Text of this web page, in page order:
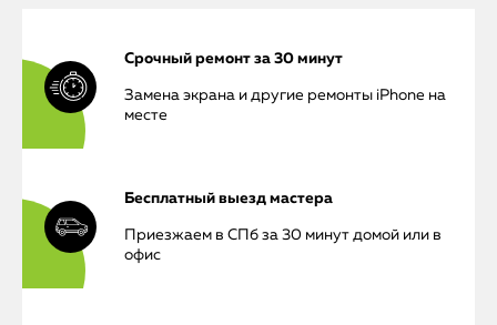
Срочный ремонт за 30 минут
Замена экрана и другие ремонты iPhone на
месте
Бесплатный выезд мастера
Приезжаем в СПб за 30 минут домой или в
офис